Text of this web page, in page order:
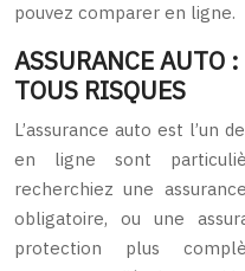
pouvez comparer en ligne.
ASSURANCE AUTO
TOUS RISQUES
L’assurance auto est l’un
en ligne sont
recherchiez une
obligatoire, ou une
protection plus